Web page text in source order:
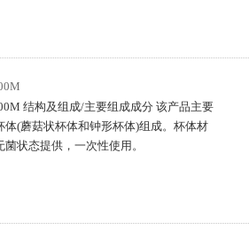
结构及组成/主要组成成分 该产品主要
体(蘑菇状杯体和钟形杯体)组成。杯体材
状态提供，一次性使用。